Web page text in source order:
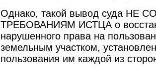
Однако, такой вывод суда НЕ
ТРЕБОВАНИЯМ ИСТЦА о
нарушенного права на
земельным участком,
пользования им каждой из